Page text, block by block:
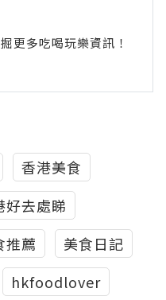
更多吃喝玩樂資訊！
香港美食
好去處睇
推薦
美食日記
hkfoodlover